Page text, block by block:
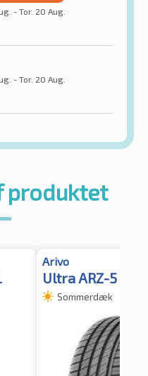
- Tor. 20 Aug.
- Tor. 20 Aug.
produktet
Arivo
Ultra ARZ-5 XL
Sommerdæk